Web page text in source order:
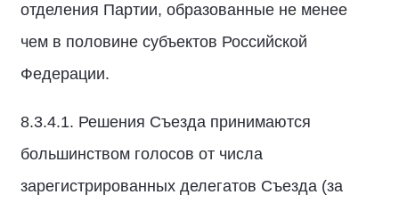
отделения Партии, образованные не менее
чем в половине субъектов Российской
Федерации.
8.3.4.1. Решения Съезда принимаются
большинством голосов от числа
зарегистрированных делегатов Съезда (за